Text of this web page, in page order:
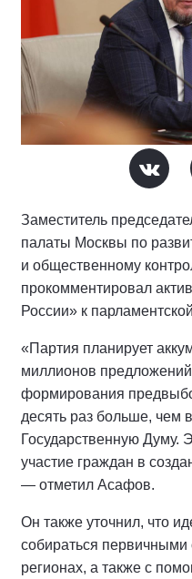
Заместитель
палаты Москвы по
и общественному
прокомментировал
России» к
«Партия планирует
миллионов
формирования
десять раз больше,
Государственную Думу.
участие граждан в
— отметил Асафов.
Он также уточнил, что
собираться первичными
регионах, а также с